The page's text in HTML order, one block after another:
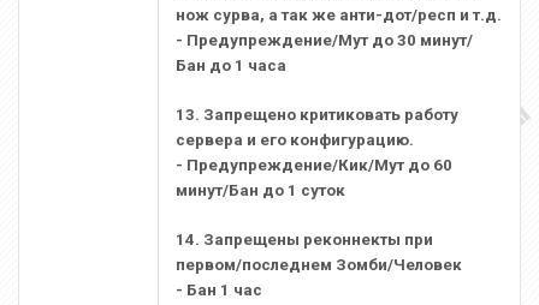
нож сурва, а так же анти-дот/респ и т.д.
- Предупреждение/Мут до 30 минут/
Бан до 1 часа
13. Запрещено критиковать работу
сервера и его конфигурацию.
- Предупреждение/Кик/Мут до 60
минут/Бан до 1 суток
14. Запрещены реконнекты при
первом/последнем Зомби/Человек
- Бан 1 час